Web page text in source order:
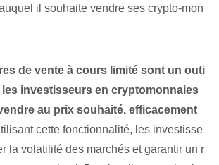
il souhaite vendre ses crypto-mon
de vente à cours limité sont un outi
les investisseurs en cryptomonnaies
au prix souhaité. efficacement
cette fonctionnalité, les investisse
la volatilité des marchés et garantir un r